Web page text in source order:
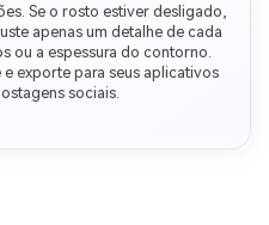
Se o rosto estiver desligado,
apenas um detalhe de cada
ou a espessura do contorno.
exporte para seus aplicativos
sociais.